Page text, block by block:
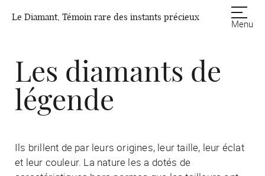
Le Diamant, Témoin rare des instants précieux
Menu
Les diamants de
légende
Ils brillent de par leurs origines, leur taille, leur éclat
et leur couleur. La nature les a dotés de